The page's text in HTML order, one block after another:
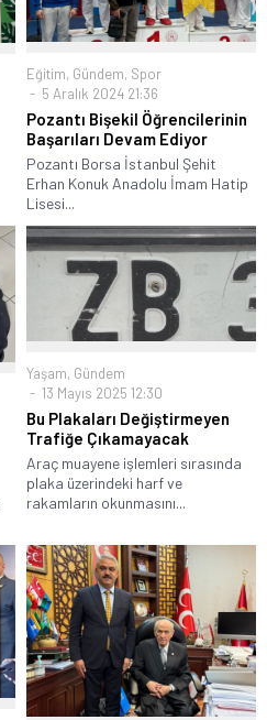
Eğitim, Gündem, Spor
5 Aralık 2024 21:36
Pozantı Bişekil Öğrencilerinin
Başarıları Devam Ediyor
Pozantı Borsa İstanbul Şehit
Erhan Konuk Anadolu İmam Hatip
Lisesi...
Yaşam, Gündem
13 Mayıs 2025 12:30
Bu Plakaları Değiştirmeyen
Trafiğe Çıkamayacak
Araç muayene işlemleri sırasında
plaka üzerindeki harf ve
rakamların okunmasını...